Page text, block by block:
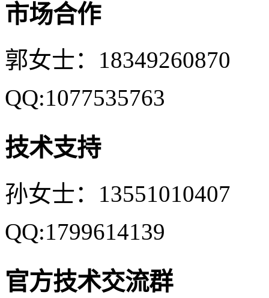
市场合作
郭女士：18349260870
QQ:1077535763
技术支持
孙女士：13551010407
QQ:1799614139
官方技术交流群